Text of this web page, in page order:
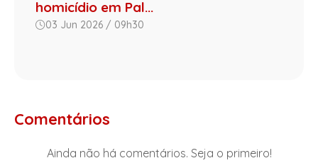
homicídio em Pal...
03 Jun 2026 / 09h30
Comentários
Ainda não há comentários. Seja o primeiro!